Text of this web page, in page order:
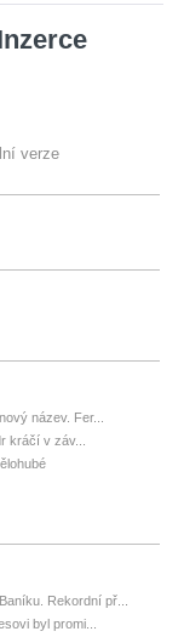
verze
název. Fer...
kráčí v záv...
Rekordní př...
byl promi...